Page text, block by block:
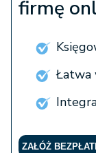
firmę
Łatwa
ZAŁÓŻ